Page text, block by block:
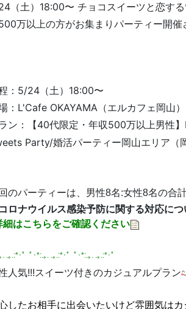
（土）18:00〜 チョコスイーツと恋す
万以上の方がお集まりパーティー開
：5/24（土）18:00〜
：L'Cafe OKAYAMA（エルカフェ岡山）
ン：
【40代限定・年収500万以上男性
Party/婚活パーティー岡山エリア（
のパーティーは、男性8名:女性8名の合
コロナウイルス感染予防に関する対応につ
細はこちらをご確認ください
. .｡.:*･゜ﾟ･*:.｡. .｡.:*･゜ﾟ･*:.｡. .｡.:*･゜
人気!!!スイーツ付きのカジュアルプラン
したお相手に出会いたいけど雰囲気は